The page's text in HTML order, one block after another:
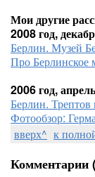
Мои другие
2008 год,
Берлин. Музей
Про Берлинское
2006 год,
Берлин. Трептов
Фотообзор:
вверх^ к
Комментарии